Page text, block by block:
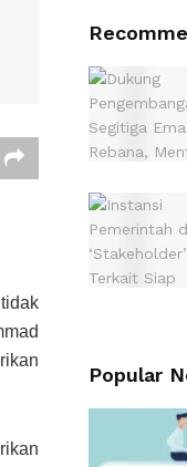
Popular